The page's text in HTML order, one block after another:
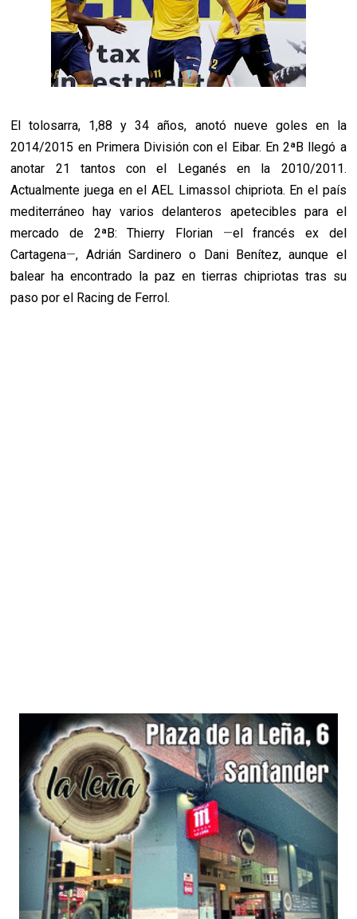
El tolosarra, 1,88 y 34 años, anotó nueve goles en la
2014/2015 en Primera División con el Eibar. En 2ªB llegó a
anotar 21 tantos con el Leganés en la 2010/2011.
Actualmente juega en el AEL Limassol chipriota. En el país
mediterráneo hay varios delanteros apetecibles para el
mercado de 2ªB: Thierry Florian —el francés ex del
Cartagena—, Adrián Sardinero o Dani Benítez, aunque el
balear ha encontrado la paz en tierras chipriotas tras su
paso por el Racing de Ferrol.